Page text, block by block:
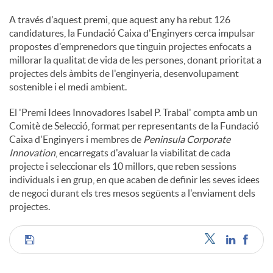
A través d'aquest premi, que aquest any ha rebut 126
candidatures, la Fundació Caixa d'Enginyers cerca impulsar
propostes d'emprenedors que tinguin projectes enfocats a
millorar la qualitat de vida de les persones, donant prioritat a
projectes dels àmbits de l'enginyeria, desenvolupament
sostenible i el medi ambient.
El 'Premi Idees Innovadores Isabel P. Trabal' compta amb un
Comitè de Selecció, format per representants de la Fundació
Caixa d'Enginyers i membres de Peninsula Corporate
Innovation, encarregats d'avaluar la viabilitat de cada
projecte i seleccionar els 10 millors, que reben sessions
individuals i en grup, en que acaben de definir les seves idees
de negoci durant els tres mesos següents a l'enviament dels
projectes.
C